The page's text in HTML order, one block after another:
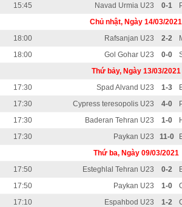
15:45
Navad Urmia U23 0-1
Chủ nhật, Ngày 14/03/2021
18:00
Rafsanjan U23 2-2
18:00
Gol Gohar U23 0-0
Thứ bảy, Ngày 13/03/2021
17:30
Spad Alvand U23 1-3
17:30
Cypress teresopolis U23 4-0
17:30
Baderan Tehran U23 1-0
17:30
Paykan U23 11-0
Thứ ba, Ngày 09/03/2021
17:50
Esteghlal Tehran U23 0-2
17:50
Paykan U23 1-0
17:10
Espahbod U23 1-2